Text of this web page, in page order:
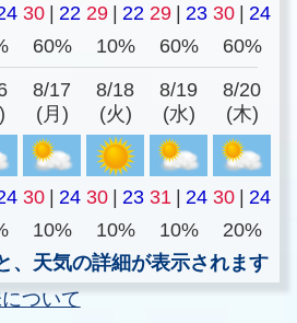
30 | 22 29 | 22 29 | 23 30 | 24
60% 10% 60% 60%
8/17
(月)
8/18
(火)
8/19
(水)
8/20
(木)
30 | 24 30 | 23 31 | 24 30 | 24
10% 10% 10%
20%
、天気の詳細が表示されます
ついて